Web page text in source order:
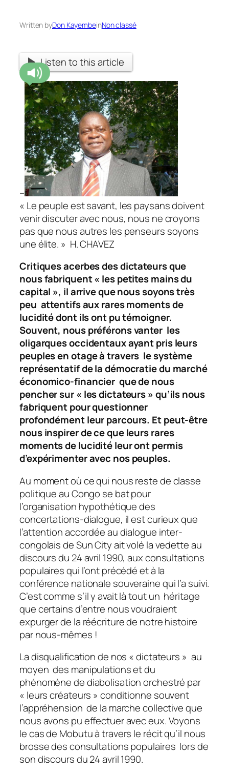
Written byDon KayembeinNon classé
Listen to this article
–
« Le peuple est savant, les paysans doivent
venir discuter avec nous, nous ne croyons
pas que nous autres les penseurs soyons
une élite. » H. CHAVEZ
Critiques acerbes des dictateurs que
nous fabriquent « les petites mains du
capital », il arrive que nous soyons très
peu attentifs aux rares moments de
lucidité dont ils ont pu témoigner.
Souvent, nous préférons vanter les
oligarques occidentaux ayant pris leurs
peuples en otage à travers le système
représentatif de la démocratie du marché
économico-financier que de nous
pencher sur « les dictateurs » qu’ils nous
fabriquent pour questionner
profondément leur parcours. Et peut-être
nous inspirer de ce que leurs rares
moments de lucidité leur ont permis
d’expérimenter avec nos peuples.
Au moment où ce qui nous reste de classe
politique au Congo se bat pour
l’organisation hypothétique des
concertations-dialogue, il est curieux que
l’attention accordée au dialogue inter-
congolais de Sun City ait volé la vedette au
discours du 24 avril 1990, aux consultations
populaires qui l’ont précédé et à la
conférence nationale souveraine qui l’a suivi.
C’est comme s’il y avait là tout un héritage
que certains d’entre nous voudraient
expurger de la réécriture de notre histoire
par nous-mêmes !
La disqualification de nos « dictateurs » au
moyen des manipulations et du
phénomène de diabolisation orchestré par
« leurs créateurs » conditionne souvent
l’appréhension de la marche collective que
nous avons pu effectuer avec eux. Voyons
le cas de Mobutu à travers le récit qu’il nous
brosse des consultations populaires lors de
son discours du 24 avril 1990.